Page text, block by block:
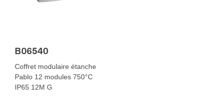
B06540
Coffret modulaire étanche
Pablo 12 modules 750°C
IP65 12M G